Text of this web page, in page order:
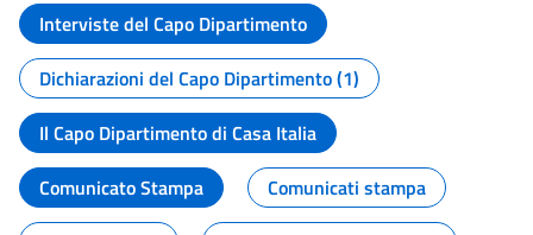
Interviste del Capo Dipartimento
Dichiarazioni del Capo Dipartimento (1)
Il Capo Dipartimento di Casa Italia
Comunicato Stampa
Comunicati stampa